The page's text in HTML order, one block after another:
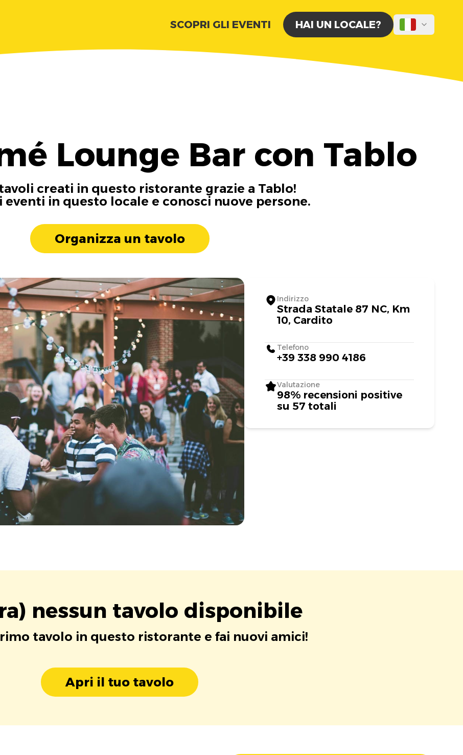
SCOPRI GLI EVENTI HAI UN LOCALE?
Lounge Bar con Tablo
creati in questo ristorante grazie a Tablo!
eventi in questo locale e conosci nuove persone.
Organizza un tavolo
Indirizzo
Strada Statale 87 NC, Km
10, Cardito
Telefono
+39 338 990 4186
Valutazione
98% recensioni positive
su 57 totali
nessun tavolo disponibile
tavolo in questo ristorante e fai nuovi amici!
Apri il tuo tavolo